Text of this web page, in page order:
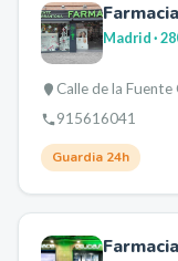
Madrid·
Calle de la
915616041
Guardia 24h